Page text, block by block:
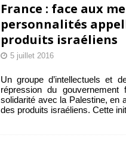
France : face aux
personnalités
produits israéliens
5 juillet 2016
Un groupe d’intellectuels et
répression du
solidarité avec la Palestine, en
des produits israéliens. Cette